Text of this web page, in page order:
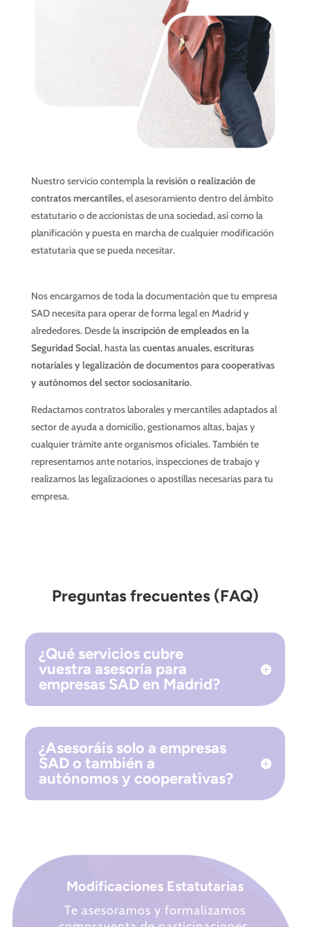
Nuestro servicio contempla larevisión o realización de
contratos mercantiles, el asesoramiento dentro del ámbito
estatutario o de accionistas de una sociedad, así como la
planificación y puesta en marcha de cualquier modificación
estatutaria que se pueda necesitar.
Nos encargamos de toda la documentación que tu empresa
SAD necesita para operar de forma legal en Madrid y
alrededores. Desde lainscripción de empleados en la
Seguridad Social, hasta lascuentas anuales, escrituras
notariales y legalización de documentos para cooperativas
y autónomos del sector sociosanitario.
Redactamos contratos laborales y mercantiles adaptados al
sector de ayuda a domicilio, gestionamos altas, bajas y
cualquier trámite ante organismos oficiales. También te
representamos ante notarios, inspecciones de trabajo y
realizamos las legalizaciones o apostillas necesarias para tu
empresa.
Preguntas frecuentes (FAQ)
¿Qué servicios cubre
vuestra asesoría para
empresas SAD en Madrid?
¿Asesoráis solo a empresas
SAD o también a
autónomos y cooperativas?
Modificaciones Estatutarias
Te asesoramos y formalizamos